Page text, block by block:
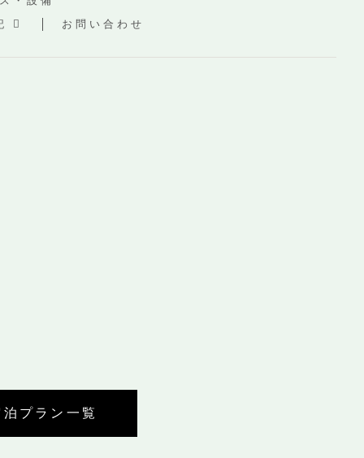
お問い合わせ
泊プラン一覧